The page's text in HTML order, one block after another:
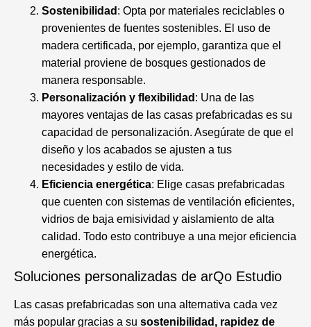
Sostenibilidad : Opta por materiales reciclables o
provenientes de fuentes sostenibles. El uso de
madera certificada, por ejemplo, garantiza que el
material proviene de bosques gestionados de
manera responsable.
Personalización y flexibilidad : Una de las
mayores ventajas de las casas prefabricadas es su
capacidad de personalización. Asegúrate de que el
diseño y los acabados se ajusten a tus
necesidades y estilo de vida.
Eficiencia energética: Elige casas prefabricadas
que cuenten con sistemas de ventilación eficientes,
vidrios de baja emisividad y aislamiento de alta
calidad. Todo esto contribuye a una mejor eficiencia
energética.
Soluciones personalizadas de arQo Estudio
Las casas prefabricadas son una alternativa cada vez
más popular gracias a su sostenibilidad, rapidez de